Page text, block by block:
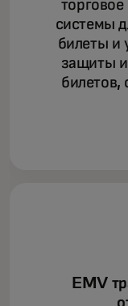
системы
билеты и
защиты
EMV